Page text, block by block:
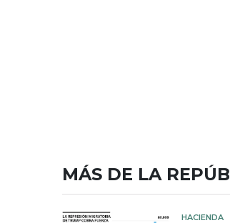
MÁS DE LA
HACIENDA